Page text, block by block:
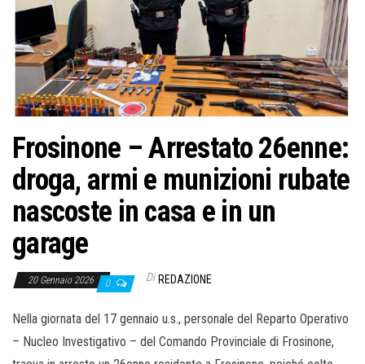
z
i
o
n
e
Frosinone – Arrestato 26enne:
droga, armi e munizioni rubate
nascoste in casa e in un
garage
20 Gennaio 2026 0 Di REDAZIONE
Nella giornata del 17 gennaio u.s., personale del Reparto Operativo
– Nucleo Investigativo – del Comando Provinciale di Frosinone,